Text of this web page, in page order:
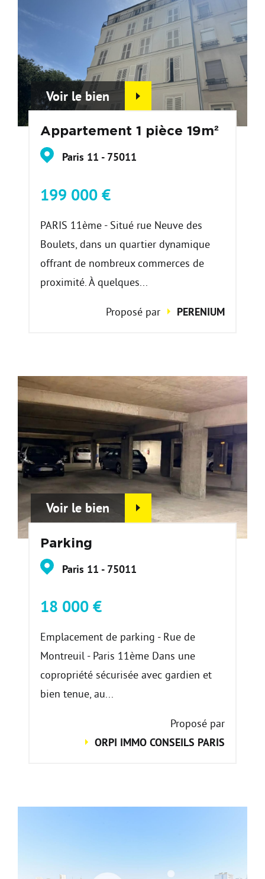
Voir le bien
Appartement 1 pièce 19m²
Paris 11 - 75011
199 000 €
PARIS 11ème - Situé rue Neuve des
Boulets, dans un quartier dynamique
offrant de nombreux commerces de
proximité. À quelques...
Proposé par PERENIUM
Voir le bien
Parking
Paris 11 - 75011
18 000 €
Emplacement de parking - Rue de
Montreuil - Paris 11ème Dans une
copropriété sécurisée avec gardien et
bien tenue, au...
Proposé par
ORPI IMMO CONSEILS PARIS